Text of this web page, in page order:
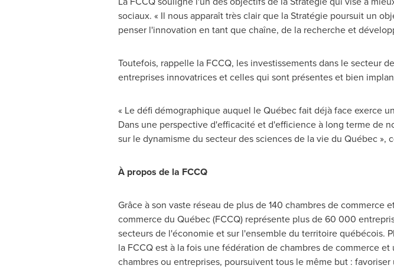
sociaux. « Il nous apparaît très clair que la Stratégie poursuit un
penser l'innovation en tant que chaîne, de la recherche et
Toutefois, rappelle la FCCQ, les investissements dans le secteur
entreprises innovatrices et celles qui sont présentes et bien
« Le défi démographique auquel le Québec fait déjà face exerce
Dans une perspective d'efficacité et d'efficience à long terme de
sur le dynamisme du secteur des sciences de la vie du Québec »,
À propos de la FCCQ
Grâce à son vaste réseau de plus de 140 chambres de
commerce du Québec (FCCQ) représente plus de 60 000
secteurs de l'économie et sur l'ensemble du territoire québécois.
la FCCQ est à la fois une fédération de chambres de commerce
chambres ou entreprises, poursuivent tous le même but :